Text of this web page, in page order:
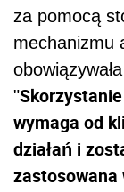
za pomocą
mechanizmu
"
wymaga od
działań i
zastosowana